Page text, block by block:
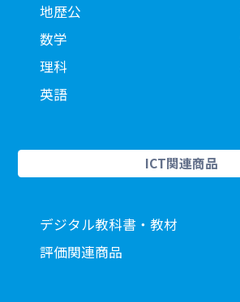
地歴公
数学
理科
英語
ICT関連商品
デジタル教科書・教材
評価関連商品